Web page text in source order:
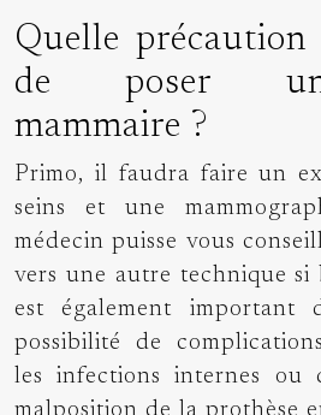
Quelle
de poser
mammaire ?
Primo, il faudra faire un
seins et une
médecin puisse vous
vers une autre technique si
est également important
possibilité de
les infections internes ou